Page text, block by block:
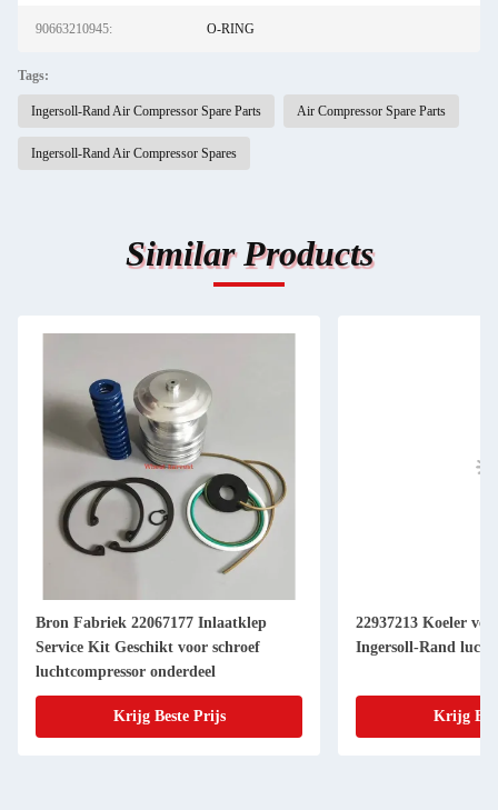
90663210945: O-RING
Tags:
Ingersoll-Rand Air Compressor Spare Parts Air Compressor Spare Parts
Ingersoll-Rand Air Compressor Spares
Similar Products
Bron Fabriek 22067177 Inlaatklep
Service Kit Geschikt voor schroef
luchtcompressor onderdeel
Krijg Beste Prijs
22937213 Koeler
Ingersoll-Rand
Krijg